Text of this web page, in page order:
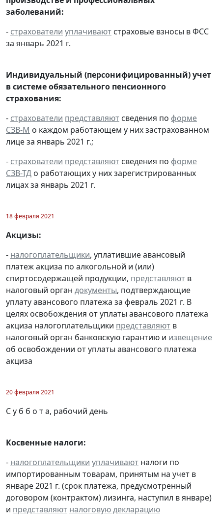
заболеваний:
- страхователи уплачивают страховые взносы в ФСС
за январь 2021 г.
Индивидуальный (персонифицированный) учет
в системе обязательного пенсионного
страхования:
- страхователи представляют сведения по форме
СЗВ-М о каждом работающем у них застрахованном
лице за январь 2021 г.;
- страхователи представляют сведения по форме
СЗВ-ТД о работающих у них зарегистрированных
лицах за январь 2021 г.
18 февраля 2021
Акцизы:
- налогоплательщики, уплатившие авансовый
платеж акциза по алкогольной и (или)
спиртосодержащей продукции, представляют в
налоговый орган документы, подтверждающие
уплату авансового платежа за февраль 2021 г. В
целях освобождения от уплаты авансового платежа
акциза налогоплательщики представляют в
налоговый орган банковскую гарантию и извещение
об освобождении от уплаты авансового платежа
акциза
20 февраля 2021
С у б б о т а, рабочий день
Косвенные налоги:
- налогоплательщики уплачивают налоги по
импортированным товарам, принятым на учет в
январе 2021 г. (срок платежа, предусмотренный
договором (контрактом) лизинга, наступил в январе)
и представляют налоговую декларацию